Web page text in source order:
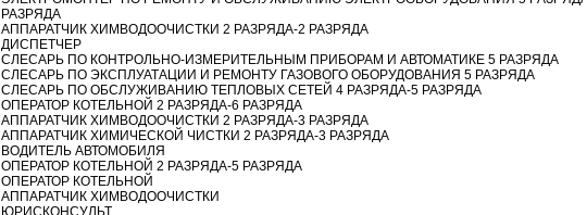
РАЗРЯДА
АППАРАТЧИК ХИМВОДООЧИСТКИ 2 РАЗРЯДА-2 РАЗРЯДА
ДИСПЕТЧЕР
СЛЕСАРЬ ПО КОНТРОЛЬНО-ИЗМЕРИТЕЛЬНЫМ ПРИБОРАМ И АВТОМАТИКЕ 5 РАЗРЯДА
СЛЕСАРЬ ПО ЭКСПЛУАТАЦИИ И РЕМОНТУ ГАЗОВОГО ОБОРУДОВАНИЯ 5 РАЗРЯДА
СЛЕСАРЬ ПО ОБСЛУЖИВАНИЮ ТЕПЛОВЫХ СЕТЕЙ 4 РАЗРЯДА-5 РАЗРЯДА
ОПЕРАТОР КОТЕЛЬНОЙ 2 РАЗРЯДА-6 РАЗРЯДА
АППАРАТЧИК ХИМВОДООЧИСТКИ 2 РАЗРЯДА-3 РАЗРЯДА
АППАРАТЧИК ХИМИЧЕСКОЙ ЧИСТКИ 2 РАЗРЯДА-3 РАЗРЯДА
ВОДИТЕЛЬ АВТОМОБИЛЯ
ОПЕРАТОР КОТЕЛЬНОЙ 2 РАЗРЯДА-5 РАЗРЯДА
ОПЕРАТОР КОТЕЛЬНОЙ
АППАРАТЧИК ХИМВОДООЧИСТКИ
ЮРИСКОНСУЛЬТ